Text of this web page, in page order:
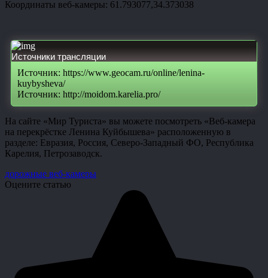
Координаты веб-камеры: 61.793077,34.373038
Источники трансляции
Источник: https://www.geocam.ru/online/lenina-
kuybysheva/
Источник: http://moidom.karelia.pro/
На сайте «Мир Туриста» вы можете посмотреть «Веб-камера
на перекрёстке Ленина Куйбышева» расположенную в
разделе: Евразия, Россия, Северо-Западный ФО, Республика
Карелия, Петрозаводск.
дорожные веб-камеры
Оцените статью